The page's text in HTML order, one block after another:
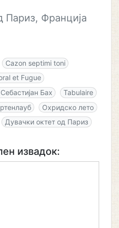
Париз, Франција
Cazon septimi toni
et Fugue
Бах
Tabulaire
Охридско лето
Дувачки октет од Париз
извадок: